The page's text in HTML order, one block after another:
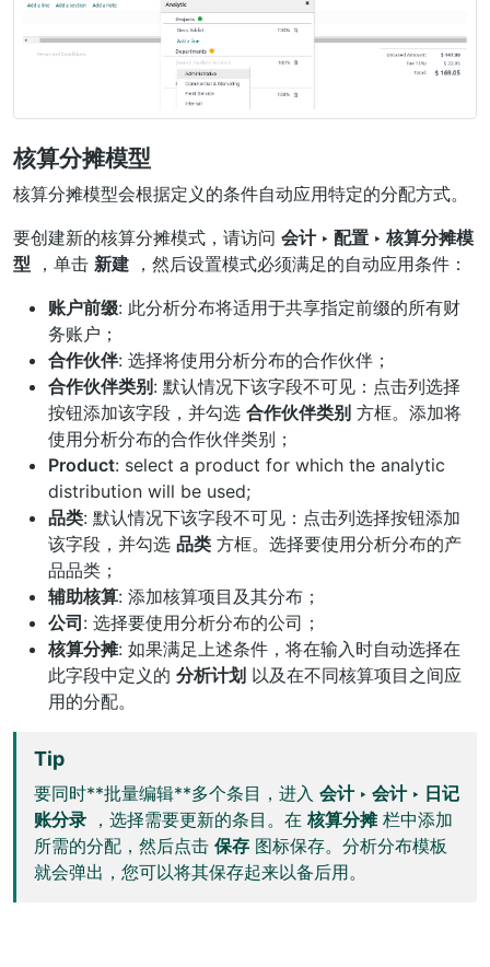
核算分摊模型
核算分摊模型会根据定义的条件自动应用特定的分配方式。
要创建新的核算分摊模式，请访问 会计 ‣ 配置 ‣ 核算分摊模
型 ，单击 新建 ，然后设置模式必须满足的自动应用条件：
账户前缀: 此分析分布将适用于共享指定前缀的所有财
务账户；
合作伙伴: 选择将使用分析分布的合作伙伴；
合作伙伴类别: 默认情况下该字段不可见：点击列选择
按钮添加该字段，并勾选 合作伙伴类别 方框。添加将
使用分析分布的合作伙伴类别；
Product: select a product for which the analytic
distribution will be used;
品类: 默认情况下该字段不可见：点击列选择按钮添加
该字段，并勾选 品类 方框。选择要使用分析分布的产
品品类；
辅助核算: 添加核算项目及其分布；
公司: 选择要使用分析分布的公司；
核算分摊: 如果满足上述条件，将在输入时自动选择在
此字段中定义的 分析计划 以及在不同核算项目之间应
用的分配。
Tip
要同时**批量编辑**多个条目，进入 会计 ‣ 会计 ‣ 日记
账分录 ，选择需要更新的条目。在 核算分摊 栏中添加
所需的分配，然后点击 保存 图标保存。分析分布模板
就会弹出，您可以将其保存起来以备后用。